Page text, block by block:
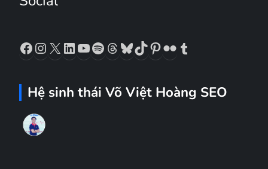
Facebook
Instagram
X LinkedIn
YouTube
Spotify
Threads
Bluesky
TikTok
Pinterest
Flickr
Hệ sinh thái Võ Việt Hoàng SEO